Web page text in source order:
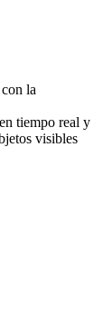
la
tiempo real y
visibles